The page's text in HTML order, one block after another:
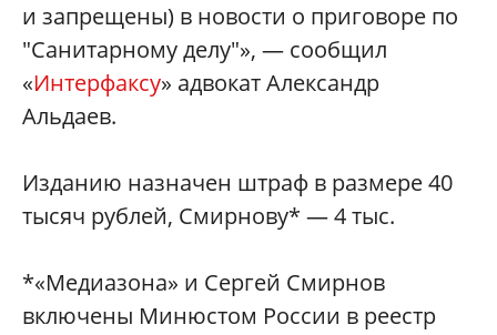
и запрещены) в новости о приговоре по
"Санитарному делу"», — сообщил
«Интерфаксу» адвокат Александр
Альдаев.
Изданию назначен штраф в размере 40
тысяч рублей, Смирнову* — 4 тыс.
*«Медиазона» и Сергей Смирнов
включены Минюстом России в реестр